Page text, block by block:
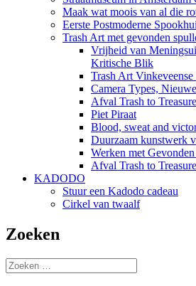
Maak wat moois van al die
Eerste Postmoderne
Trash Art met gevonden
Vrijheid van
Kritische Blik
Trash Art Vinkeveense
Camera Types,
Afval Trash to Treasure
Piet Piraat
Blood, sweat and
Duurzaam kunstwerk
Werken met
Afval Trash to Treasure
KADODO
Stuur een Kadodo cadeau
Cirkel van twaalf
Zoeken
Zoeken
naar: